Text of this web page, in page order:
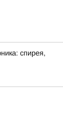
спирея,